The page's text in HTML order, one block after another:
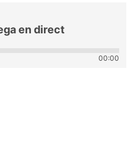
en direct
00:00